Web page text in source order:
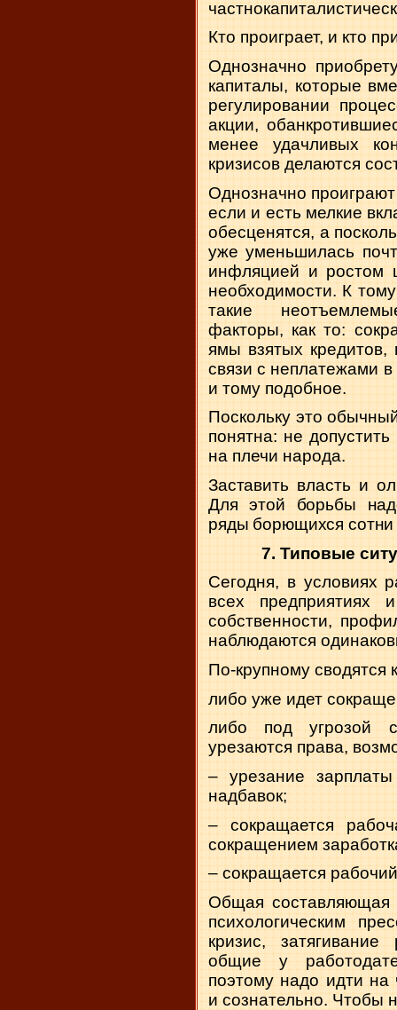
Кто проиграет, и кто
Однозначно
капиталы, которые
регулировании
акции,
менее удачливых
кризисов делаются
Однозначно
если и есть мелкие
обесценятся, а
уже уменьшилась
инфляцией и ростом
необходимости. К
такие
факторы, как то:
ямы взятых кредитов,
связи с неплатежами
и тому подобное.
Поскольку это
понятна: не
на плечи народа.
Заставить власть и
Для этой борьбы
ряды борющихся
7. Типовые
Сегодня, в условиях
всех предприятиях
собственности,
наблюдаются
По-крупному сводятся
либо уже идет
либо под угрозой
урезаются права,
– урезание
надбавок;
– сокращается
сокращением
– сокращается
Общая составляющая
психологическим
кризис,
общие у
поэтому надо идти
и сознательно. Чтобы